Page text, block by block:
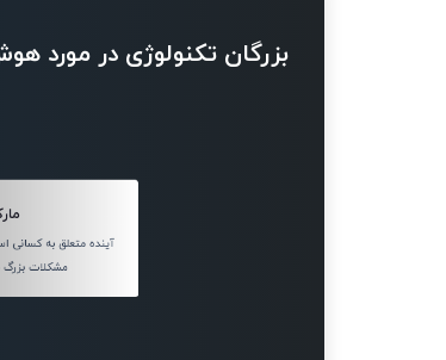
بزرگان تکنولوژی در مورد
آینده متعلق به کسانی
مشکلات بزرگ